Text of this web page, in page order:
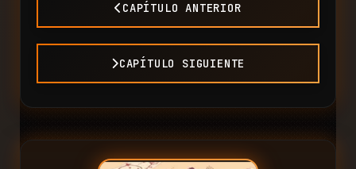
CAPÍTULO ANTERIOR
CAPÍTULO SIGUIENTE